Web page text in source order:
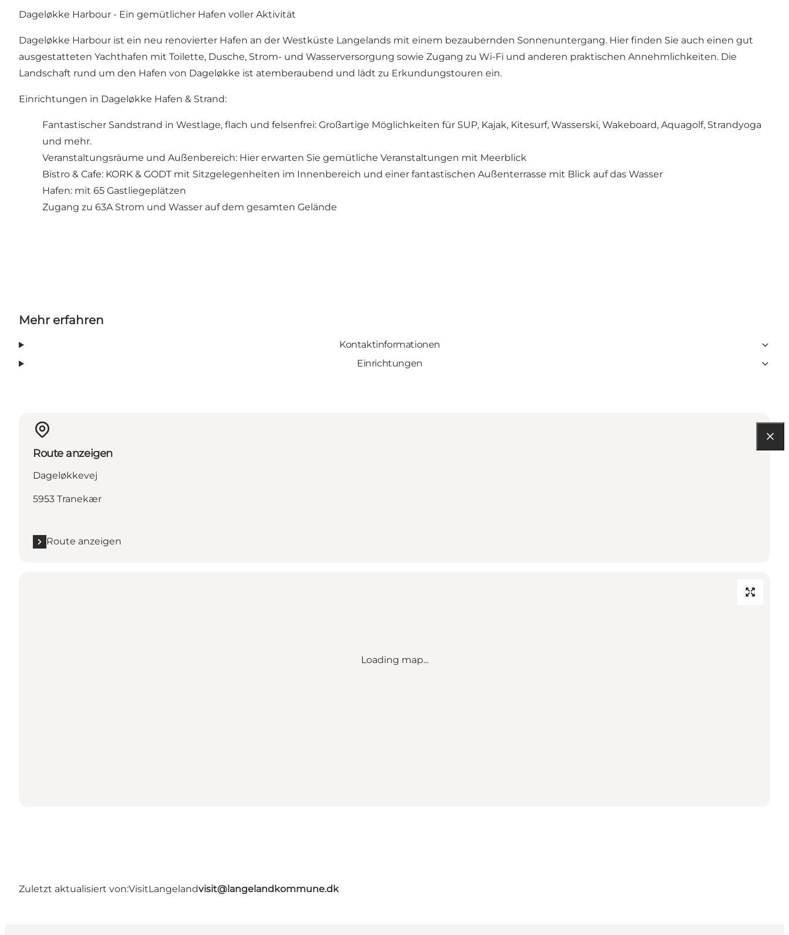
Dageløkke Harbour - Ein gemütlicher Hafen voller Aktivität
Dageløkke Harbour ist ein neu renovierter Hafen an der Westküste Langelands mit einem bezaubernden Sonnenuntergang. Hier finden Sie auch einen gut
ausgestatteten Yachthafen mit Toilette, Dusche, Strom- und Wasserversorgung sowie Zugang zu Wi-Fi und anderen praktischen Annehmlichkeiten. Die
Landschaft rund um den Hafen von Dageløkke ist atemberaubend und lädt zu Erkundungstouren ein.
Einrichtungen in Dageløkke Hafen & Strand:
Fantastischer Sandstrand in Westlage, flach und felsenfrei: Großartige Möglichkeiten für SUP, Kajak, Kitesurf, Wasserski, Wakeboard, Aquagolf, Strandyoga
und mehr.
Veranstaltungsräume und Außenbereich: Hier erwarten Sie gemütliche Veranstaltungen mit Meerblick
Bistro & Cafe: KORK & GODT mit Sitzgelegenheiten im Innenbereich und einer fantastischen Außenterrasse mit Blick auf das Wasser
Hafen: mit 65 Gastliegeplätzen
Zugang zu 63A Strom und Wasser auf dem gesamten Gelände
Mehr erfahren
Kontaktinformationen
Einrichtungen
Route anzeigen
Dageløkkevej
5953 Tranekær
Route anzeigen
Loading map...
Zuletzt aktualisiert von:VisitLangelandvisit@langelandkommune.dk